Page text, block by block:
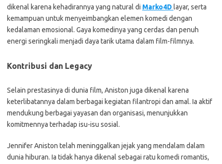
dikenal karena kehadirannya yang natural di Marko4D layar, serta
kemampuan untuk menyeimbangkan elemen komedi dengan
kedalaman emosional. Gaya komedinya yang cerdas dan penuh
energi seringkali menjadi daya tarik utama dalam film-filmnya.
Kontribusi dan Legacy
Selain prestasinya di dunia film, Aniston juga dikenal karena
keterlibatannya dalam berbagai kegiatan filantropi dan amal. Ia aktif
mendukung berbagai yayasan dan organisasi, menunjukkan
komitmennya terhadap isu-isu sosial.
Jennifer Aniston telah meninggalkan jejak yang mendalam dalam
dunia hiburan. Ia tidak hanya dikenal sebagai ratu komedi romantis,